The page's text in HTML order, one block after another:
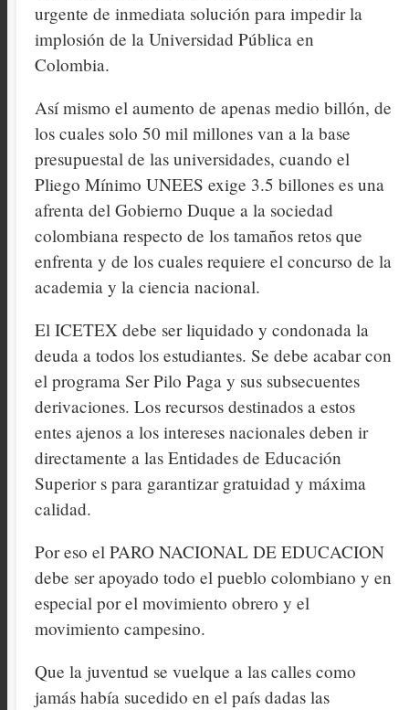
urgente de inmediata solución para impedir la
implosión de la Universidad Pública en
Colombia.
Así mismo el aumento de apenas medio billón, de
los cuales solo 50 mil millones van a la base
presupuestal de las universidades, cuando el
Pliego Mínimo UNEES exige 3.5 billones es una
afrenta del Gobierno Duque a la sociedad
colombiana respecto de los tamaños retos que
enfrenta y de los cuales requiere el concurso de la
academia y la ciencia nacional.
El ICETEX debe ser liquidado y condonada la
deuda a todos los estudiantes. Se debe acabar con
el programa Ser Pilo Paga y sus subsecuentes
derivaciones. Los recursos destinados a estos
entes ajenos a los intereses nacionales deben ir
directamente a las Entidades de Educación
Superior s para garantizar gratuidad y máxima
calidad.
Por eso el PARO NACIONAL DE EDUCACION
debe ser apoyado todo el pueblo colombiano y en
especial por el movimiento obrero y el
movimiento campesino.
Que la juventud se vuelque a las calles como
jamás había sucedido en el país dadas las